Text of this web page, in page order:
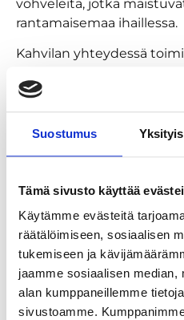
Suostumus
Tämä sivusto käyttää
Käytämme evästeitä
räätälöimiseen, sosiaalisen
tukemiseen ja
jaamme sosiaalisen median,
alan kumppaneillemme
sivustoamme.
vohveleita, jotka
rantamaisemaa ihaillessa.
Kahvilan yhteydessä
tai tuliaisiksi. Esillä on
näyttely villakirjontatöistä
kahvikupeista, jotka
hetkeksi luonnon
kuunnellen. Helmiina on
kesäretkeläisille ja
kilometrin päässä
Kesäkahvila on avoinna
13-18. Tervetuloa!